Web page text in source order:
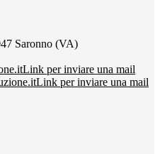
Saronno (VA)
Link per inviare una mail
Link per inviare una mail